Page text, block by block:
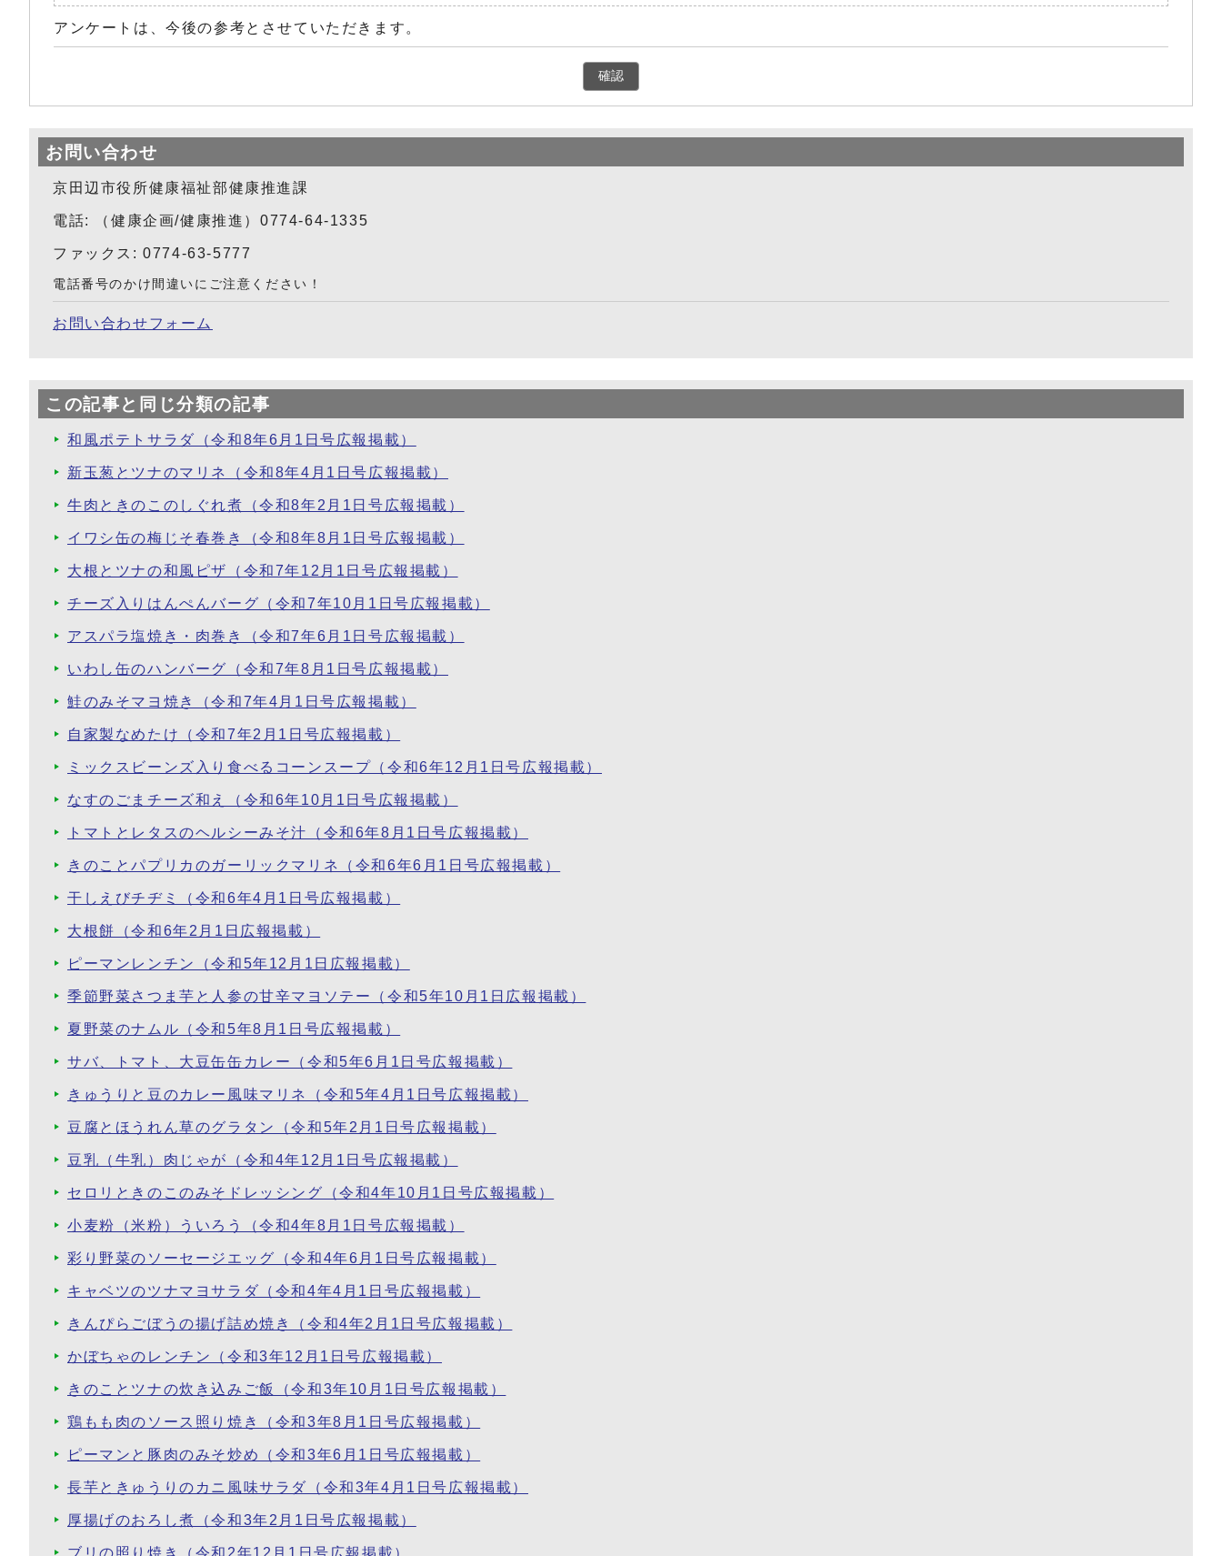
アンケートは、今後の参考とさせていただきます。
確認
お問い合わせ
京田辺市役所健康福祉部健康推進課
電話: （健康企画/健康推進）0774-64-1335
ファックス: 0774-63-5777
電話番号のかけ間違いにご注意ください！
お問い合わせフォーム
この記事と同じ分類の記事
和風ポテトサラダ（令和8年6月1日号広報掲載）
新玉葱とツナのマリネ（令和8年4月1日号広報掲載）
牛肉ときのこのしぐれ煮（令和8年2月1日号広報掲載）
イワシ缶の梅じそ春巻き（令和8年8月1日号広報掲載）
大根とツナの和風ピザ（令和7年12月1日号広報掲載）
チーズ入りはんぺんバーグ（令和7年10月1日号広報掲載）
アスパラ塩焼き・肉巻き（令和7年6月1日号広報掲載）
いわし缶のハンバーグ（令和7年8月1日号広報掲載）
鮭のみそマヨ焼き（令和7年4月1日号広報掲載）
自家製なめたけ（令和7年2月1日号広報掲載）
ミックスビーンズ入り食べるコーンスープ（令和6年12月1日号広報掲載）
なすのごまチーズ和え（令和6年10月1日号広報掲載）
トマトとレタスのヘルシーみそ汁（令和6年8月1日号広報掲載）
きのことパプリカのガーリックマリネ（令和6年6月1日号広報掲載）
干しえびチヂミ（令和6年4月1日号広報掲載）
大根餅（令和6年2月1日広報掲載）
ピーマンレンチン（令和5年12月1日広報掲載）
季節野菜さつま芋と人参の甘辛マヨソテー（令和5年10月1日広報掲載）
夏野菜のナムル（令和5年8月1日号広報掲載）
サバ、トマト、大豆缶缶カレー（令和5年6月1日号広報掲載）
きゅうりと豆のカレー風味マリネ（令和5年4月1日号広報掲載）
豆腐とほうれん草のグラタン（令和5年2月1日号広報掲載）
豆乳（牛乳）肉じゃが（令和4年12月1日号広報掲載）
セロリときのこのみそドレッシング（令和4年10月1日号広報掲載）
小麦粉（米粉）ういろう（令和4年8月1日号広報掲載）
彩り野菜のソーセージエッグ（令和4年6月1日号広報掲載）
キャベツのツナマヨサラダ（令和4年4月1日号広報掲載）
きんぴらごぼうの揚げ詰め焼き（令和4年2月1日号広報掲載）
かぼちゃのレンチン（令和3年12月1日号広報掲載）
きのことツナの炊き込みご飯（令和3年10月1日号広報掲載）
鶏もも肉のソース照り焼き（令和3年8月1日号広報掲載）
ピーマンと豚肉のみそ炒め（令和3年6月1日号広報掲載）
長芋ときゅうりのカニ風味サラダ（令和3年4月1日号広報掲載）
厚揚げのおろし煮（令和3年2月1日号広報掲載）